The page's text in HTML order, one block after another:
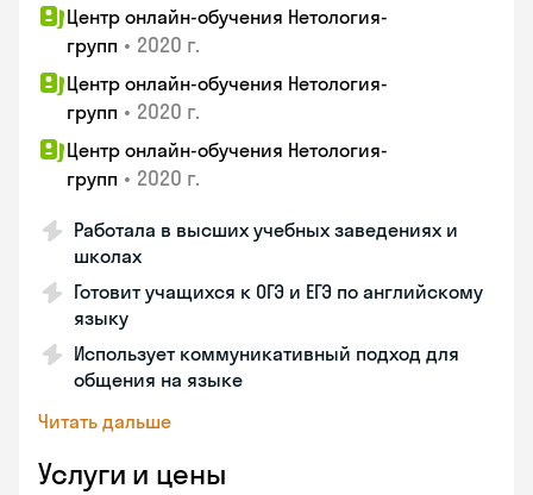
Центр онлайн-обучения Нетология-
групп • 2020 г.
Центр онлайн-обучения Нетология-
групп • 2020 г.
Центр онлайн-обучения Нетология-
групп • 2020 г.
Работала в высших учебных заведениях и
школах
Готовит учащихся к ОГЭ и ЕГЭ по английскому
языку
Использует коммуникативный подход для
общения на языке
Читать дальше
Услуги и цены